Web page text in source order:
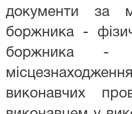
документи за
боржника -
боржника -
виконавчих